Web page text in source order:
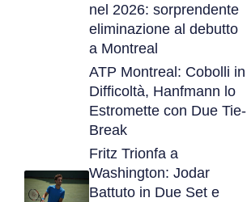
nel 2026: sorprendente
eliminazione al debutto
a Montreal
ATP Montreal: Cobolli in
Difficoltà, Hanfmann lo
Estromette con Due Tie-
Break
Fritz Trionfa a
Washington: Jodar
Battuto in Due Set e